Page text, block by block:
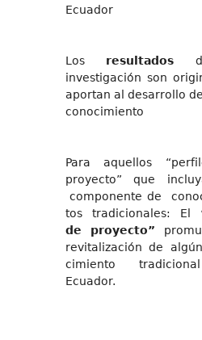
Ecuador
Los resultados
investigación son
aportan al desarrollo
conocimiento
Para aquellos
proyecto” que
componente de
tos tradicionales: El
de proyecto”
revitalización de
cimiento
Ecuador.